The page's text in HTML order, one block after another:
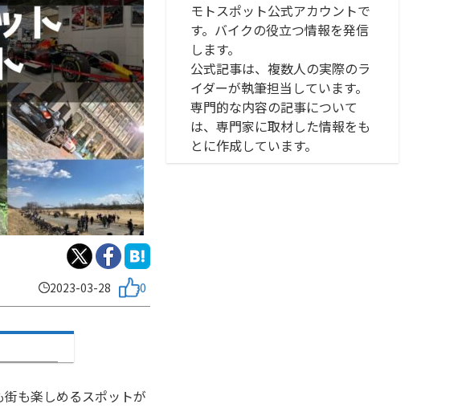
2023-03-28 0
も楽しめるスポットが
モトスポット公式アカウントで
す。バイクの役立つ情報を発信
します。
公式記事は、複数人の実際のラ
イダーが執筆担当しています。
専門的な内容の記事について
は、専門家に取材した情報をも
とに作成しています。